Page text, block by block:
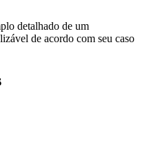
detalhado de um
de acordo com seu caso